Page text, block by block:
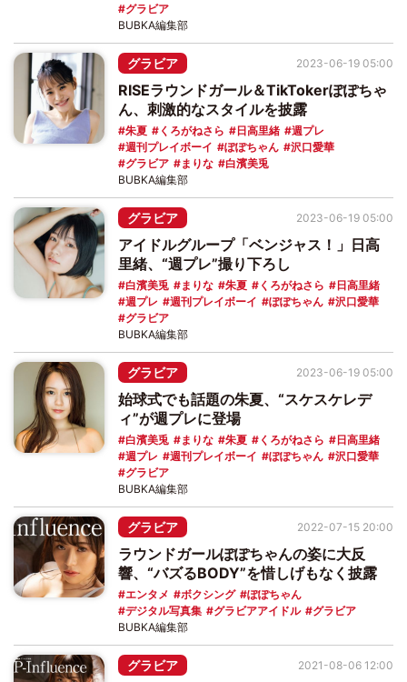
グラビア
BUBKA編集部
グラビア
RISEラウンドガール＆TikTokerぽぽちゃ
ん、刺激的なスタイルを披露
朱夏 くろがねさら 日高里緒
週プレ
週刊プレイボーイ
ぽぽちゃん
沢口愛華
グラビア
まりな 白濱美兎
2023-06-19 05:00
BUBKA編集部
グラビア
アイドルグループ「ベンジャス！」日高
里緒、“週プレ”撮り下ろし
白濱美兎 まりな 朱夏 くろがねさら
日高里緒
週プレ
週刊プレイボーイ ぽぽちゃん
沢口愛華
グラビア
2023-06-19 05:00
BUBKA編集部
グラビア
始球式でも話題の朱夏、“スケスケレデ
ィ”が週プレに登場
白濱美兎 まりな 朱夏 くろがねさら
日高里緒
週プレ
週刊プレイボーイ ぽぽちゃん
沢口愛華
グラビア
2023-06-19 05:00
BUBKA編集部
グラビア
ラウンドガールぽぽちゃんの姿に大反
響、“バズるBODY”を惜しげもなく披露
エンタメ ボクシング
ぽぽちゃん
デジタル写真集
グラビアアイドル グラビア
2022-07-15 20:00
BUBKA編集部
グラビア 2021-08-06 12:00